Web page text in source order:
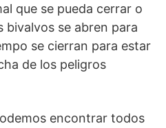
que se pueda cerrar o
bivalvos se abren para
se cierran para estar
de los peligros
encontrar todos